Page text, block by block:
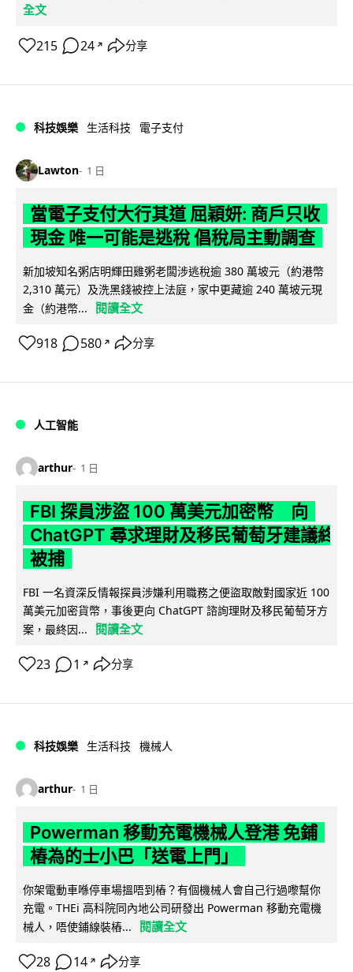
全文
215 24 ↗ 分享
科技娛樂 生活科技 電子支付
Lawton 1 日
當電子支付大行其道 屈穎妍: 商戶只收
現金 唯一可能是逃稅 倡稅局主動調查
新加坡知名粥店明輝田雞粥老闆涉逃稅逾 380 萬坡元（約港幣
2,310 萬元）及洗黑錢被控上法庭，家中更藏逾 240 萬坡元現
金（約港幣...
閱讀全文
918 580 ↗ 分享
人工智能
arthur 1 日
FBI 探員涉盜 100 萬美元加密幣 向
ChatGPT 尋求理財及移民葡萄牙建議終
被捕
FBI 一名資深反情報探員涉嫌利用職務之便盜取敵對國家近 100
萬美元加密貨幣，事後更向 ChatGPT 諮詢理財及移民葡萄牙方
案，最終因...
閱讀全文
23 1 ↗ 分享
科技娛樂 生活科技 機械人
arthur 1 日
Powerman 移動充電機械人登港 免鋪
樁為的士小巴「送電上門」
你架電動車喺停車場搵唔到樁？有個機械人會自己行過嚟幫你
充電。THEi 高科院同內地公司研發出 Powerman 移動充電機
械人，唔使鋪線裝樁...
閱讀全文
28 14 ↗ 分享